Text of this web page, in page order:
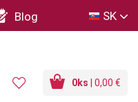
Blog SK
0ks | 0,00 €